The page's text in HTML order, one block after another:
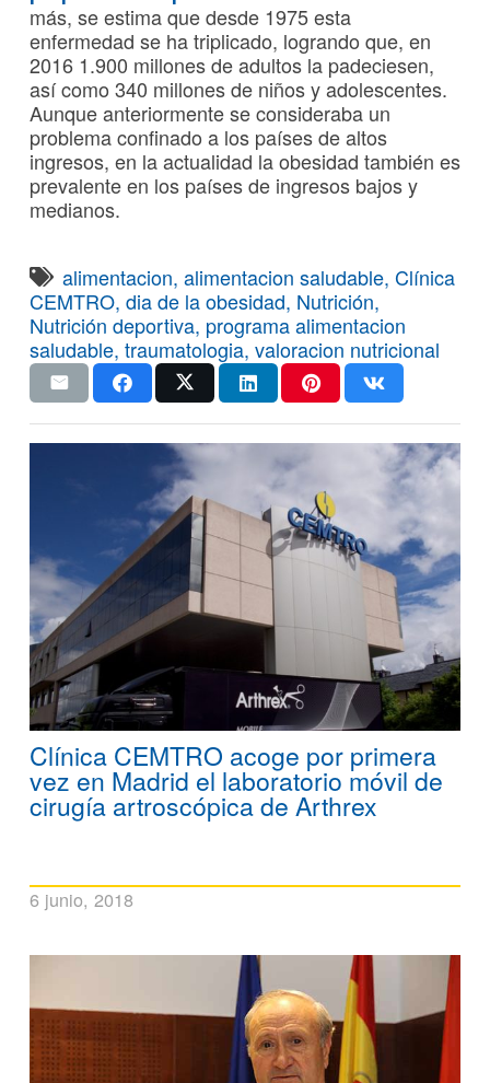
más, se estima que desde 1975 esta
enfermedad se ha triplicado, logrando que, en
2016 1.900 millones de adultos la padeciesen,
así como 340 millones de niños y adolescentes.
Aunque anteriormente se consideraba un
problema confinado a los países de altos
ingresos, en la actualidad la obesidad también es
prevalente en los países de ingresos bajos y
medianos.
alimentacion,alimentacion saludable,Clínica
CEMTRO, dia de la obesidad, Nutrición,
Nutrición deportiva, programa alimentacion
saludable, traumatologia, valoracion nutricional
Clínica CEMTRO acoge por primera
vez en Madrid el laboratorio móvil de
cirugía artroscópica de Arthrex
6 junio, 2018